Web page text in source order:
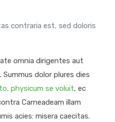
contraria est, sed doloris
omnia dirigentes aut
dolor plures dies
physicum se voluit, ec
Carneadeam illam
acies: misera caecitas.